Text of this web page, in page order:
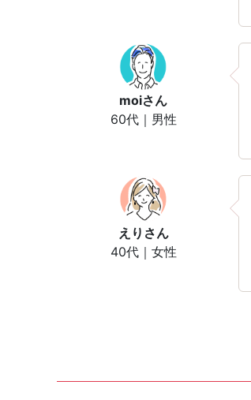
moiさん
60代｜男性
えり さん
40代｜女性